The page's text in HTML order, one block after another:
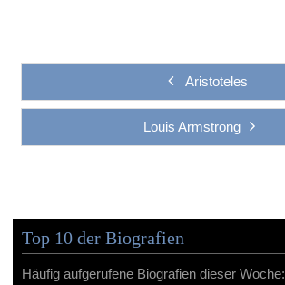
Aristoteles
Louis Armstrong
Top 10 der Biografien
Häufig aufgerufene Biografien dieser Woche: